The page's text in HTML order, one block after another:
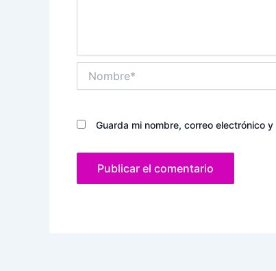
Guarda mi nombre, correo electrónico